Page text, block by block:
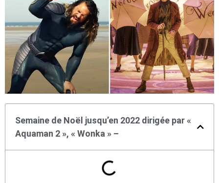
Semaine de Noël jusqu’en 2022 dirigée par «
Aquaman 2 », « Wonka » –